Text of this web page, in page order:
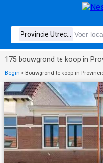
175 bouwgrond te koop in
Begin > Bouwgrond te koop in